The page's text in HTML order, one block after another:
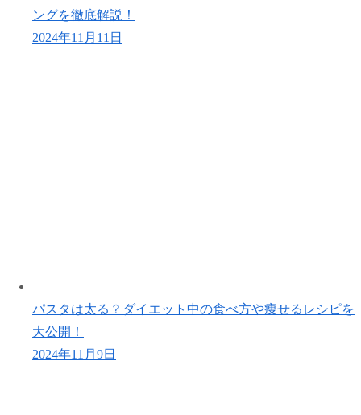
ングを徹底解説！
2024年11月11日
パスタは太る？ダイエット中の食べ方や痩せるレシピを
大公開！
2024年11月9日